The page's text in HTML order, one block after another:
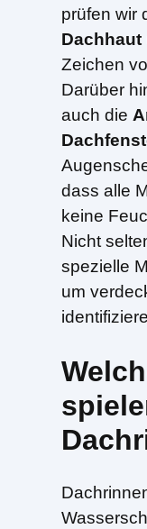
prüfen wir
Dachhaut
Zeichen
Darüber
auch die
dass alle
keine
Nicht
spezielle
um